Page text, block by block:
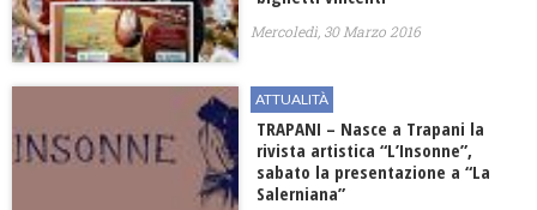
Mercoledì, 30 Marzo 2016
ATTUALITÀ
TRAPANI – Nasce a Trapani la
rivista artistica “L’Insonne”,
sabato la presentazione a “La
Salerniana”